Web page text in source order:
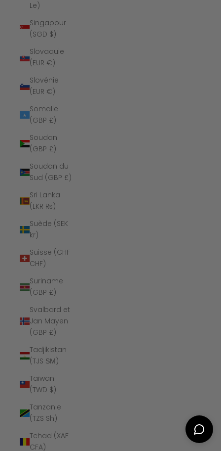
Le)
Singapour
(SGD $)
Slovaquie
(EUR €)
Slovénie
(EUR €)
Somalie
(GBP £)
Soudan
(GBP £)
Soudan du
Sud (GBP £)
Sri Lanka
(LKR ₨)
Suède (SEK
kr)
Suisse (CHF
CHF)
Suriname
(GBP £)
Svalbard et
Jan Mayen
(GBP £)
Tadjikistan
(TJS ЅМ)
Taïwan
(TWD $)
Tanzanie
(TZS Sh)
Tchad (XAF
CFA)